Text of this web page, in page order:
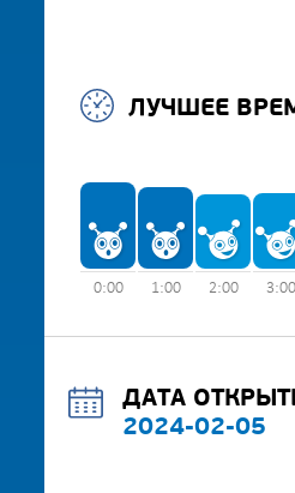
ЛУЧШЕЕ
0:00 1:00 2:00 3:00
ДАТА
2024-02-05